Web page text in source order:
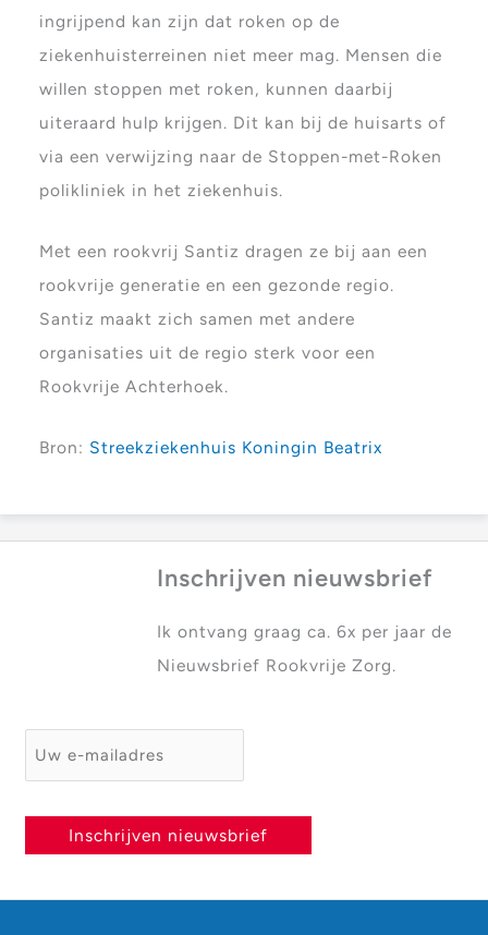
ingrijpend kan zijn dat roken op de
ziekenhuisterreinen niet meer mag. Mensen die
willen stoppen met roken, kunnen daarbij
uiteraard hulp krijgen. Dit kan bij de huisarts of
via een verwijzing naar de Stoppen-met-Roken
polikliniek in het ziekenhuis.
Met een rookvrij Santiz dragen ze bij aan een
rookvrije generatie en een gezonde regio.
Santiz maakt zich samen met andere
organisaties uit de regio sterk voor een
Rookvrije Achterhoek.
Bron: Streekziekenhuis Koningin Beatrix
Inschrijven nieuwsbrief
Ik ontvang graag ca. 6x per jaar de
Nieuwsbrief Rookvrije Zorg.
E-mailadres *
Inschrijven nieuwsbrief